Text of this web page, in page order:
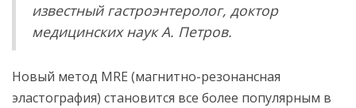
известный гастроэнтеролог, доктор
медицинских наук А. Петров.
Новый метод MRE (магнитно-резонансная
эластография) становится все более популярным в